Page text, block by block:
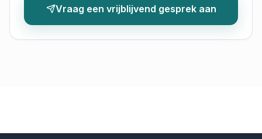
Vraag een vrijblijvend gesprek aan